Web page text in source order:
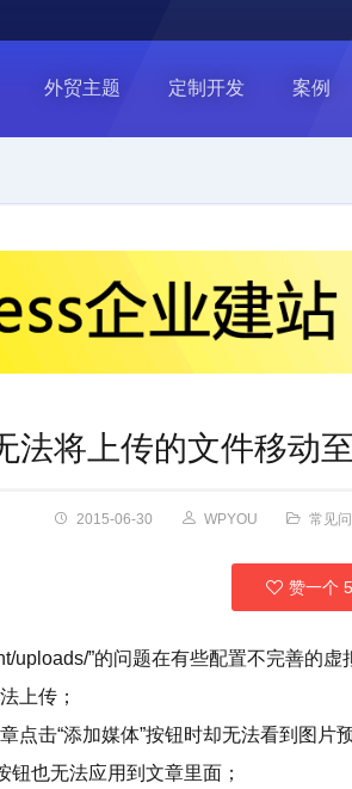
外贸主题 定制开发 案例
法将上传的文件移动
2015-06-30 WPYOU 常见
赞一个
uploads/”的问题在有些配置不完善的
上传；
击“添加媒体”按钮时却无法看到图片预
钮也无法应用到文章里面；